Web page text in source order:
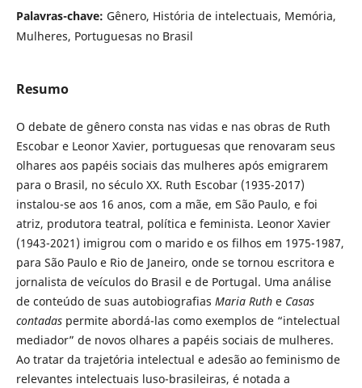
Palavras-chave: Gênero, História de intelectuais, Memória,
Mulheres, Portuguesas no Brasil
Resumo
O debate de gênero consta nas vidas e nas obras de Ruth
Escobar e Leonor Xavier, portuguesas que renovaram seus
olhares aos papéis sociais das mulheres após emigrarem
para o Brasil, no século XX. Ruth Escobar (1935-2017)
instalou-se aos 16 anos, com a mãe, em São Paulo, e foi
atriz, produtora teatral, política e feminista. Leonor Xavier
(1943-2021) imigrou com o marido e os filhos em 1975-1987,
para São Paulo e Rio de Janeiro, onde se tornou escritora e
jornalista de veículos do Brasil e de Portugal. Uma análise
de conteúdo de suas autobiografias Maria Ruthe Casas
contadaspermite abordá-las como exemplos de “intelectual
mediador” de novos olhares a papéis sociais de mulheres.
Ao tratar da trajetória intelectual e adesão ao feminismo de
relevantes intelectuais luso-brasileiras, é notada a